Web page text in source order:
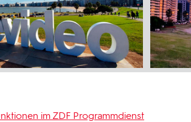
im ZDF Programmdienst